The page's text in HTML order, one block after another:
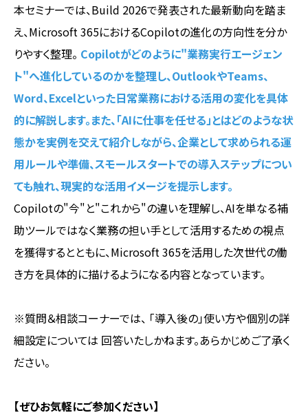
本セミナーでは、Build 2026で発表された最新動向を踏ま
え、Microsoft 365におけるCopilotの進化の方向性を分か
りやすく整理。 Copilotがどのように"業務実行エージェン
ト"へ進化しているのかを整理し、OutlookやTeams、
Word、Excelといった日常業務における活用の変化を具体
的に解説します。また、「AIに仕事を任せる」とはどのような状
態かを実例を交えて紹介しながら、企業として求められる運
用ルールや準備、スモールスタートでの導入ステップについ
ても触れ、現実的な活用イメージを提示します。
Copilotの"今"と"これから"の違いを理解し、AIを単なる補
助ツールではなく業務の担い手として活用するための視点
を獲得するとともに、Microsoft 365を活用した次世代の働
き方を具体的に描けるようになる内容となっています。
※質問＆相談コーナーでは、 「導入後の」使い方や個別の詳
細設定については 回答いたしかねます。あらかじめご了承く
ださい。
【ぜひお気軽にご参加ください】